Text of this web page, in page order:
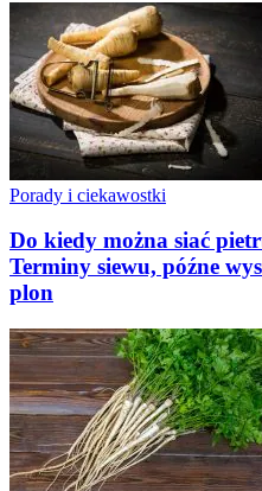
Porady i ciekawostki
Do kiedy można siać
Terminy siewu, późne
plon